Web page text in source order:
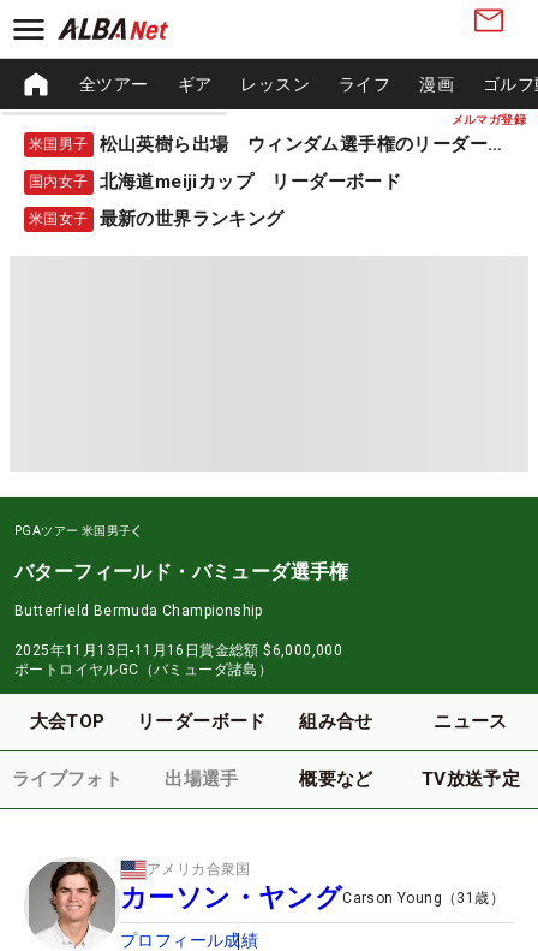
メルマガ登録
全ツアー ギア レッスン ライフ 漫画 ゴル
米国男子 松山英樹ら出場 ウィンダム選手権のリーダーボード
国内女子 北海道meijiカップ リーダーボード
米国女子 最新の世界ランキング
PGAツアー 米国男子
バターフィールド・バミューダ選手権
Butterfield Bermuda Championship
2025年11月13日-11月16日賞金総額 $6,000,000
ポートロイヤルGC（バミューダ諸島）
大会TOP リーダーボード 組み合せ ニュース
ライブフォト 出場選手 概要など TV放送予定
アメリカ合衆国
カーソン・ヤングCarson Young （ 31 歳）
プロフィール成績